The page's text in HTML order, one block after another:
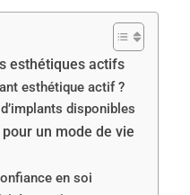
esthétiques actifs
esthétique actif ?
disponibles
un mode de vie
en soi